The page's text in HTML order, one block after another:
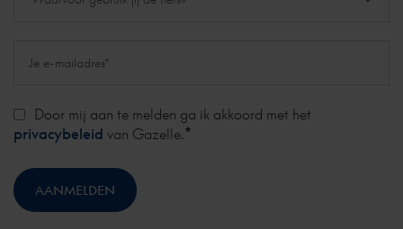
Door mij aan te melden ga ik akkoord met het
privacybeleid van Gazelle.*